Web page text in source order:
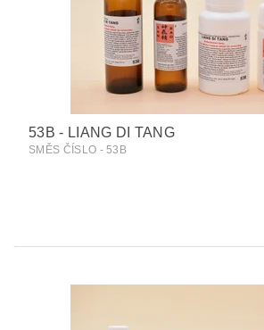
53B - LIANG DI TANG
SMĚS ČÍSLO - 53B